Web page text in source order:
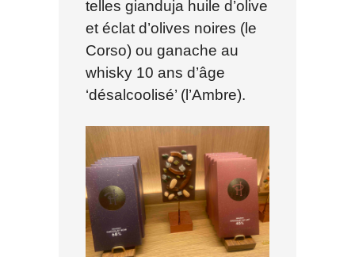
telles gianduja huile d’olive
et éclat d’olives noires (le
Corso) ou ganache au
whisky 10 ans d’âge
‘désalcoolisé’ (l’Ambre).